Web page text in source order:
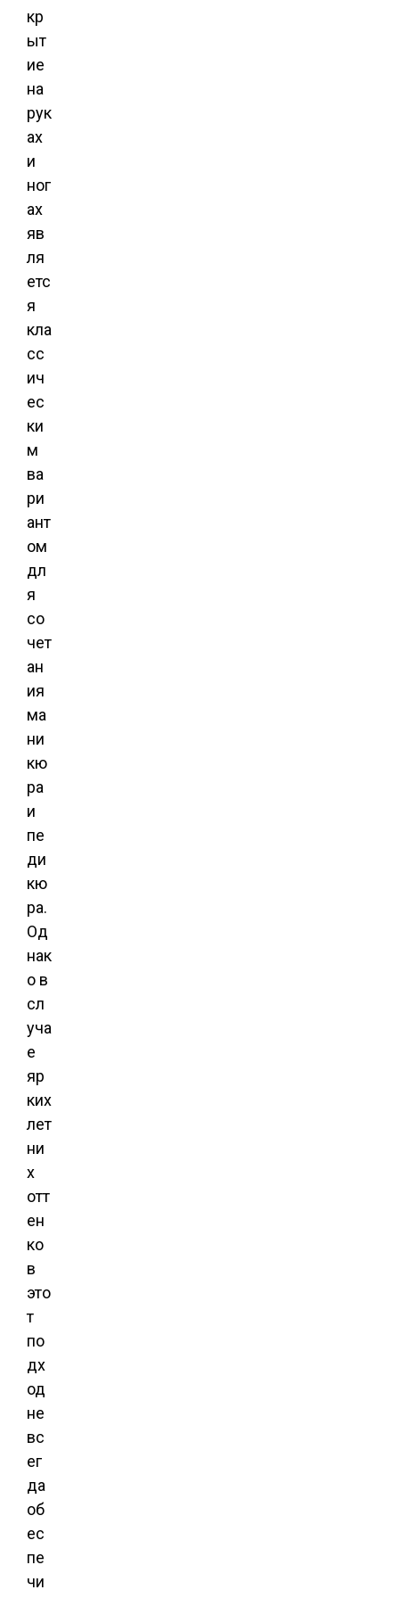
кр
ыт
ие
на
рук
ах
и
ног
ах
яв
ля
етс
я
кла
сс
ич
ес
ки
м
ва
ри
ант
ом
дл
я
со
чет
ан
ия
ма
ни
кю
ра
и
пе
ди
кю
ра.
Од
нак
о в
сл
уча
е
яр
ких
лет
ни
х
отт
ен
ко
в
это
т
по
дх
од
не
вс
ег
да
об
ес
пе
чи